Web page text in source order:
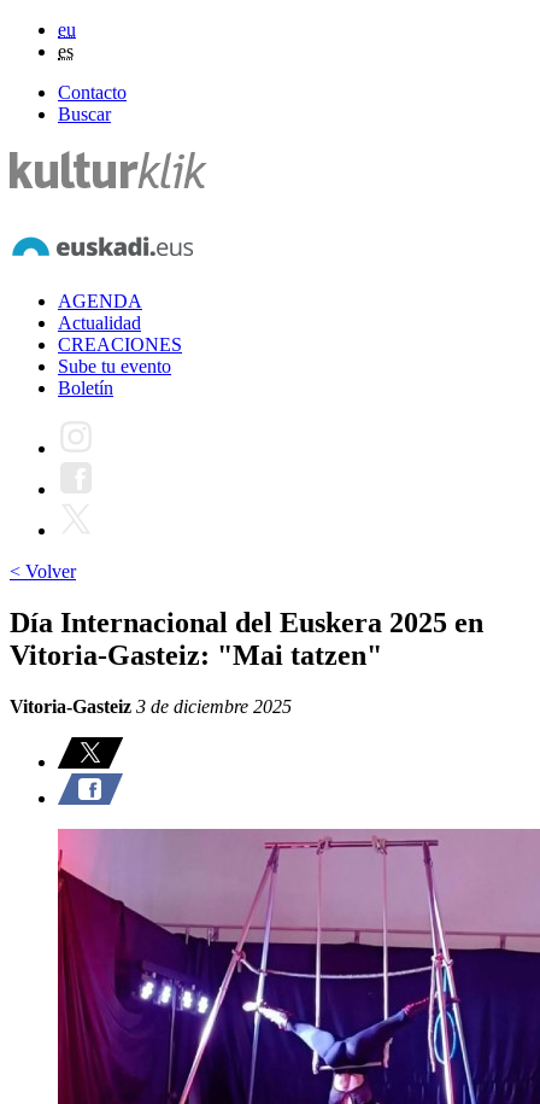
eu
es
Contacto
Buscar
AGENDA
Actualidad
CREACIONES
Sube tu evento
Boletín
< Volver
Día Internacional del Euskera 2025 en
Vitoria-Gasteiz: "Mai tatzen"
Vitoria-Gasteiz 3 de diciembre 2025